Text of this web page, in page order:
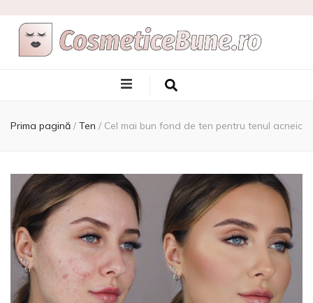
Cele Mai Bune
Produse
Cosmetice
Prima pagină / Ten / Cel mai bun fond de ten pentru tenul acneic